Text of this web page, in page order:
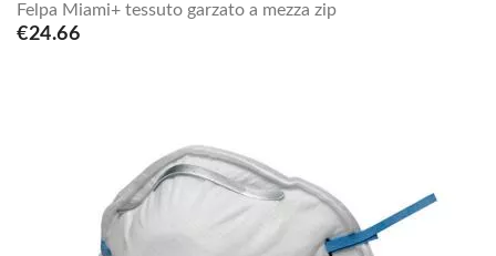
Felpa Miami+ tessuto garzato a mezza zip
€24.66